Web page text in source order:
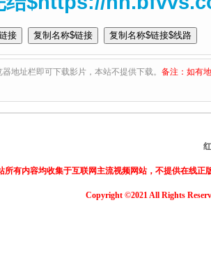
地址栏即可下载影片，本站不提供下载。 备注：如有
所有内容均收集于互联网主流视频网站，不提供在线
Copyright ©2021 All Rights